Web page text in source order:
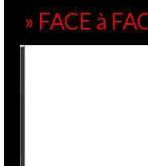
» FACE à